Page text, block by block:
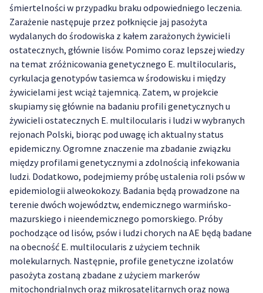
śmiertelności w przypadku braku odpowiedniego leczenia.
Zarażenie następuje przez połknięcie jaj pasożyta
wydalanych do środowiska z kałem zarażonych żywicieli
ostatecznych, głównie lisów. Pomimo coraz lepszej wiedzy
na temat zróżnicowania genetycznego E. multilocularis,
cyrkulacja genotypów tasiemca w środowisku i między
żywicielami jest wciąż tajemnicą. Zatem, w projekcie
skupiamy się głównie na badaniu profili genetycznych u
żywicieli ostatecznych E. multilocularis i ludzi w wybranych
rejonach Polski, biorąc pod uwagę ich aktualny status
epidemiczny. Ogromne znaczenie ma zbadanie związku
między profilami genetycznymi a zdolnością infekowania
ludzi. Dodatkowo, podejmiemy próbę ustalenia roli psów w
epidemiologii alweokokozy. Badania będą prowadzone na
terenie dwóch województw, endemicznego warmińsko-
mazurskiego i nieendemicznego pomorskiego. Próby
pochodzące od lisów, psów i ludzi chorych na AE będą badane
na obecność E. multilocularis z użyciem technik
molekularnych. Następnie, profile genetyczne izolatów
pasożyta zostaną zbadane z użyciem markerów
mitochondrialnych oraz mikrosatelitarnych oraz nową